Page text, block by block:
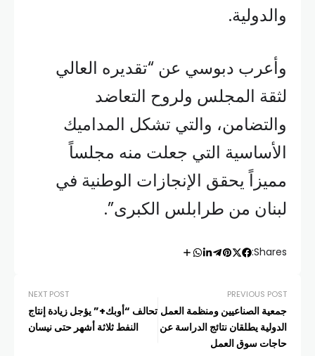
والدولية.
وأعرب دبوسي عن “تقديره العالي
لثقة المجلس ولروح التعاضد
والتضامن، والتي تشكل المداميك
الأساسية التي جعلت منه مجلساً
مميزاً يحقق الإنجازات الوطنية في
لبنان من طرابلس الكبرى”.
Shares:
PREVIOUS POST
جمعية الصناعيين ومنظمة العمل
الدولية يطلقان نتائج الدراسة عن
حاجات سوق العمل
NEXT POST
تحالف “أوبك+” يؤجل زيادة إنتاج
النفط ثلاثة أشهر حتى نيسان